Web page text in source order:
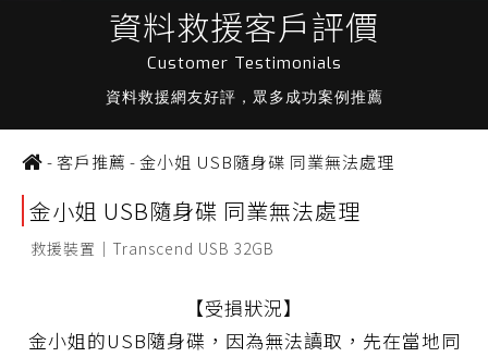
資料救援客戶評價
Customer Testimonials
資料救援網友好評，眾多成功案例推薦
-客戶推薦 -金小姐 USB隨身碟 同業無法處理
金小姐 USB隨身碟 同業無法處理
救援裝置｜Transcend USB 32GB
【受損狀況】
金小姐的USB隨身碟，因為無法讀取，先在當地同